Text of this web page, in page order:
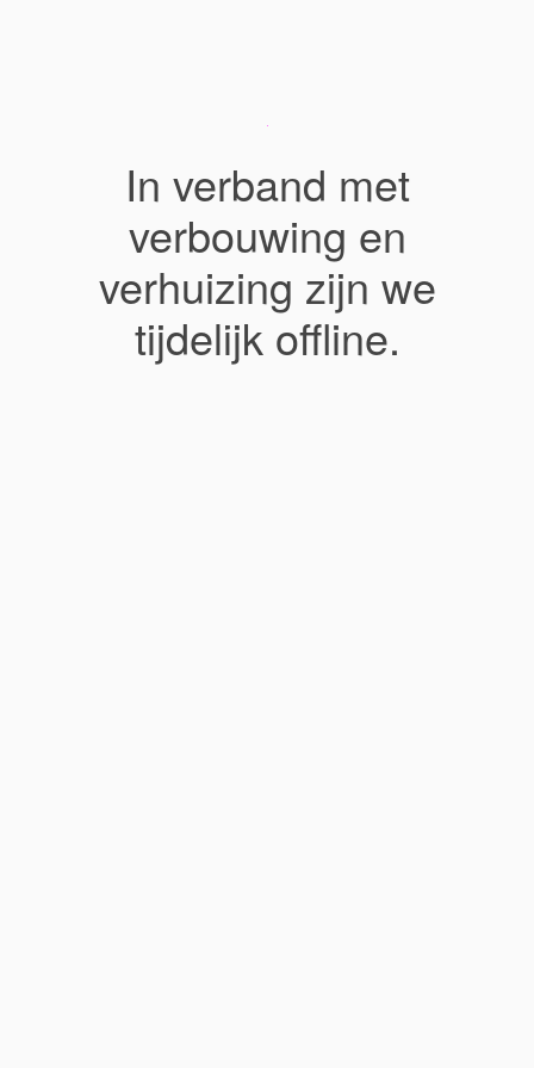
In verband met
verbouwing en
verhuizing zijn we
tijdelijk offline.